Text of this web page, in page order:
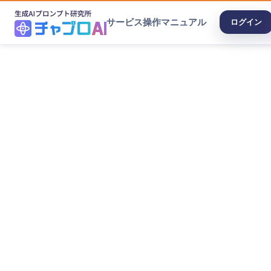
サービス操作マニュアル ログイン